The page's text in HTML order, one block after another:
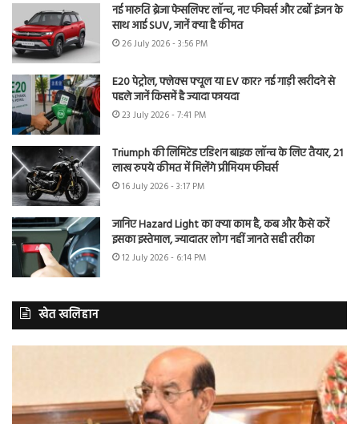
नई मारुति ब्रेजा फेसलिफ्ट लॉन्च, नए फीचर्स और टर्बो इंजन के
साथ आई SUV, जानें क्या है कीमत
26 July 2026 - 3:56 PM
E20 पेट्रोल, फ्लेक्स फ्यूल या EV कार? नई गाड़ी खरीदने से
पहले जानें किसमें है ज्यादा फायदा
23 July 2026 - 7:41 PM
Triumph की लिमिटेड एडिशन बाइक लॉन्च के लिए तैयार, 21
लाख रुपये कीमत में मिलेंगे प्रीमियम फीचर्स
16 July 2026 - 3:17 PM
जानिए Hazard Light का क्या काम है, कब और कैसे करें
इसका इस्तेमाल, ज्यादातर लोग नहीं जानते सही तरीका
12 July 2026 - 6:14 PM
खेत खलिहान